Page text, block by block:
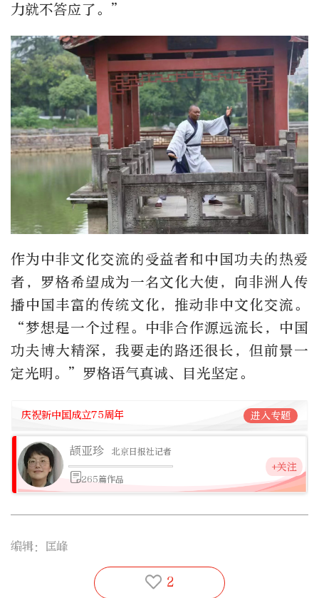
力就不答应了。”
作为中非文化交流的受益者和中国功夫的热爱
者，罗格希望成为一名文化大使，向非洲人传
播中国丰富的传统文化，推动非中文化交流。
“梦想是一个过程。中非合作源远流长，中国
功夫博大精深，我要走的路还很长，但前景一
定光明。”罗格语气真诚、目光坚定。
庆祝新中国成立75周年 进入专题
颉亚珍 北京日报社记者
265篇作品
+关注
编辑：匡峰
2